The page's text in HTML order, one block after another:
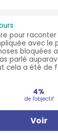
pour
avec le
bloquées
parlé
cela a été de
4%
de l'objectif
Voir